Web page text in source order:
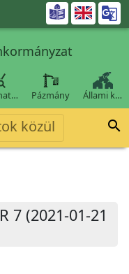

Pázmány Állami k…
közül 
7 (2021-01-21